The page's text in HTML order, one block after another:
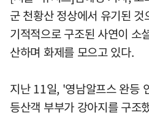
군 천황산 정상에서 유기된
기적적으로 구조된 사연이 소
산하며 화제를 모으고 있다.
지난 11일, '영남알프스 완등
등산객 부부가 강아지를 구조